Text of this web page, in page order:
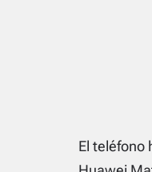
El teléfono